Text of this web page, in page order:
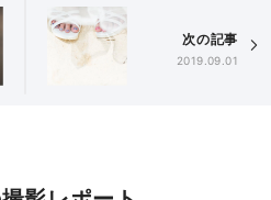
次の記事
2019.09.01